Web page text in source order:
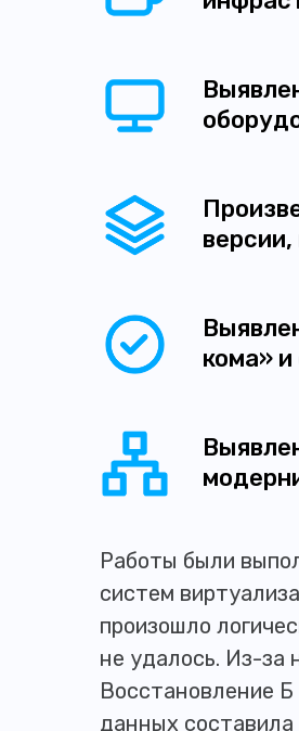
кома»
Работы были
систем
произошло
не удалось. Из-за
Восстановление Б
данных